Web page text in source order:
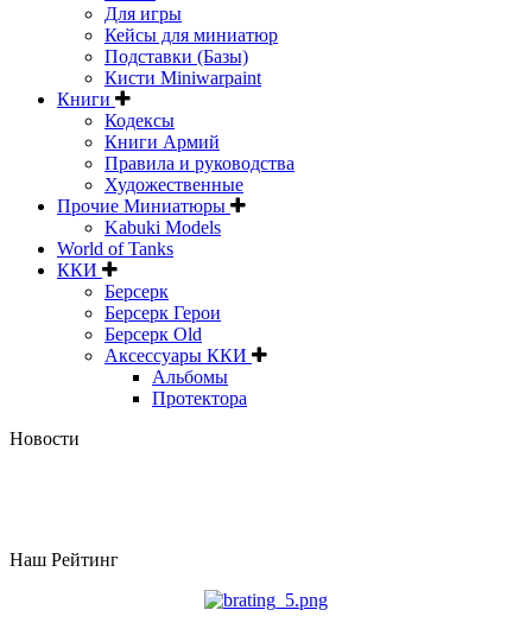
Для игры
Кейсы для миниатюр
Подставки (Базы)
Кисти Miniwarpaint
Книги
Кодексы
Книги Армий
Правила и руководства
Художественные
Прочие Миниатюры
Kabuki Models
World of Tanks
ККИ
Берсерк
Берсерк Герои
Берсерк Old
Аксессуары ККИ
Альбомы
Протектора
Новости
Наш Рейтинг